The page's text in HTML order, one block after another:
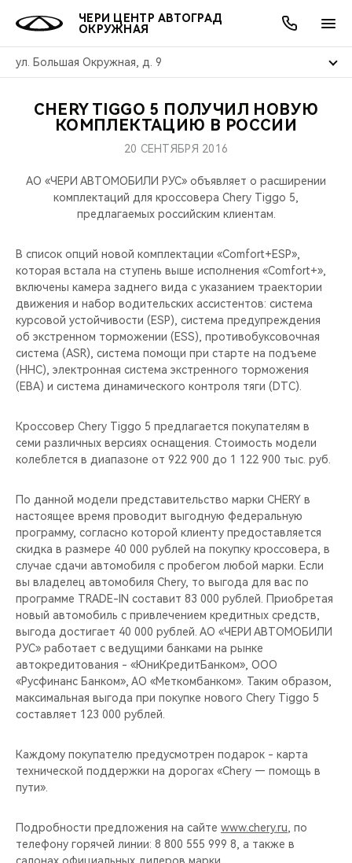
ЧЕРИ ЦЕНТР АВТОГРАД
ОКРУЖНАЯ
ул. Большая Окружная, д. 9
МОДЕЛИ
КРОССОВЕРЫ
СЕДАНЫ
НОВИНКИ
ПОКУПАТЕЛЯМ
КРЕДИТ И СТРАХОВАНИЕ
ВЛАДЕЛЬЦАМ
ЗАПЧАСТИ И АКСЕССУАРЫ
CHERY CONNECT
МИР CHERY
О БРЕНДЕ
ЛЮДИ CHERY
БЛАГОТВОРИТЕЛЬНОСТЬ
CHERY REMOTE
CHERY И СПОРТ
НАШИ МЕРОПРИЯТИЯ
CHERY ДЛЯ ДЕТЕЙ
АКЦИИ
ОНЛАЙН СЕРВИСЫ
КРЕДИТ
О КОМПАНИИ
МЫ В СОЦСЕТЯХ
CHERY TIGGO 5 ПОЛУЧИЛ НОВУЮ
КОМПЛЕКТАЦИЮ В РОССИИ
20 СЕНТЯБРЯ 2016
АО «ЧЕРИ АВТОМОБИЛИ РУС» объявляет о расширении
комплектаций для кроссовера Chery Tiggo 5,
предлагаемых российским клиентам.
В список опций новой комплектации «Comfort+ESP»,
которая встала на ступень выше исполнения «Comfort+»,
включены камера заднего вида с указанием траектории
движения и набор водительских ассистентов: cистема
курсовой устойчивости (ESP), система предупреждения
об экстренном торможении (ESS), противобуксовочная
система (ASR), cистема помощи при старте на подъеме
(HHC), электронная система экстренного торможения
(EBA) и система динамического контроля тяги (DTC).
Кроссовер Chery Tiggo 5 предлагается покупателям в
семи различных версиях оснащения. Стоимость модели
колеблется в диапазоне от 922 900 до 1 122 900 тыс. руб.
По данной модели представительство марки CHERY в
настоящее время проводит выгодную федеральную
программу, согласно которой клиенту предоставляется
скидка в размере 40 000 рублей на покупку кроссовера, в
случае сдачи автомобиля с пробегом любой марки. Если
вы владелец автомобиля Chery, то выгода для вас по
программе TRADE-IN составит 83 000 рублей. Приобретая
новый автомобиль с привлечением кредитных средств,
выгода достигает 40 000 рублей. АО «ЧЕРИ АВТОМОБИЛИ
РУС» работает с ведущими банками на рынке
автокредитования - «ЮниКредитБанком», ООО
«Русфинанс Банком», АО «Меткомбанком». Таким образом,
максимальная выгода при покупке нового Chery Tiggo 5
составляет 123 000 рублей.
Каждому покупателю предусмотрен подарок - карта
технической поддержки на дорогах «Chery — помощь в
пути».
Подробности предложения на сайте www.chery.ru , по
телефону горячей линии: 8 800 555 999 8, а также в